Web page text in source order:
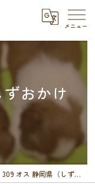
おかけ
309 オス 静岡県（しずおかけん）